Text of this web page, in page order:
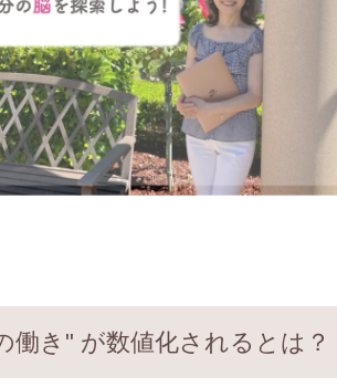
働き" が数値化されるとは？